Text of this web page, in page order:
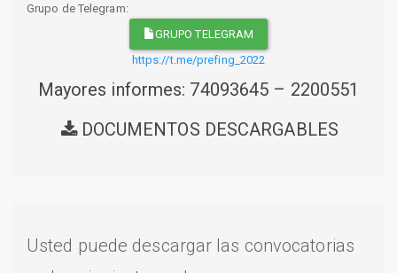
Grupo de Telegram:
GRUPO TELEGRAM
https://t.me/prefing_2022
Mayores informes: 74093645 – 2200551
DOCUMENTOS DESCARGABLES
Usted puede descargar las convocatorias